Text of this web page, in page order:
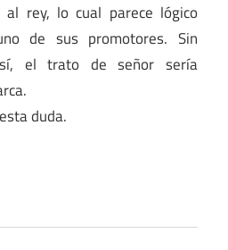
rey, lo cual parece lógico
de sus promotores. Sin
el trato de señor sería
duda.